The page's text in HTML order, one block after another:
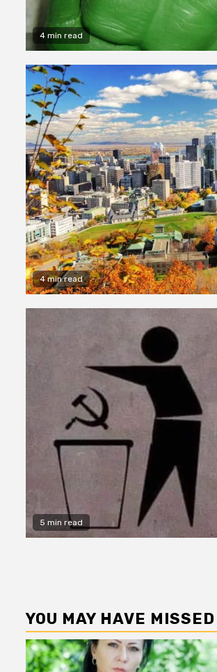
4 min read
4 min read
5 min read
YOU MAY HAVE MISSED